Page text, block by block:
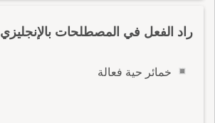
راد الفعل في المصطلحات بالإنجليزي
خمائر حية فعالة